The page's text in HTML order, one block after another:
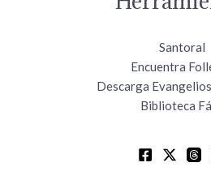
Santoral
Encuentra
Descarga
Biblioteca